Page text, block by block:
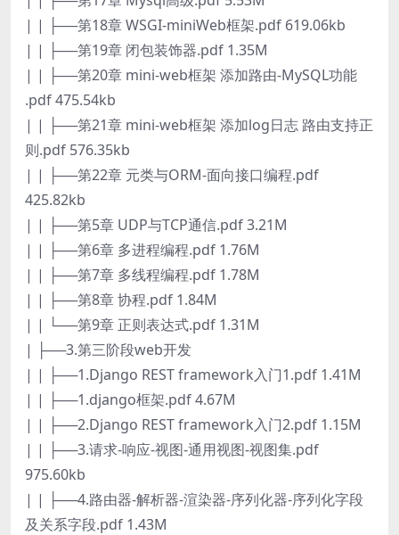
| | ├──第18章 WSGI-miniWeb框架.pdf 619.06kb
| | ├──第19章 闭包装饰器.pdf 1.35M
| | ├──第20章 mini-web框架 添加路由-MySQL功能
.pdf 475.54kb
| | ├──第21章 mini-web框架 添加log日志 路由支持正
则.pdf 576.35kb
| | ├──第22章 元类与ORM-面向接口编程.pdf
425.82kb
| | ├──第5章 UDP与TCP通信.pdf 3.21M
| | ├──第6章 多进程编程.pdf 1.76M
| | ├──第7章 多线程编程.pdf 1.78M
| | ├──第8章 协程.pdf 1.84M
| | └──第9章 正则表达式.pdf 1.31M
| ├──3.第三阶段web开发
| | ├──1.Django REST framework入门1.pdf 1.41M
| | ├──1.django框架.pdf 4.67M
| | ├──2.Django REST framework入门2.pdf 1.15M
| | ├──3.请求-响应-视图-通用视图-视图集.pdf
975.60kb
| | ├──4.路由器-解析器-渲染器-序列化器-序列化字段
及关系字段.pdf 1.43M